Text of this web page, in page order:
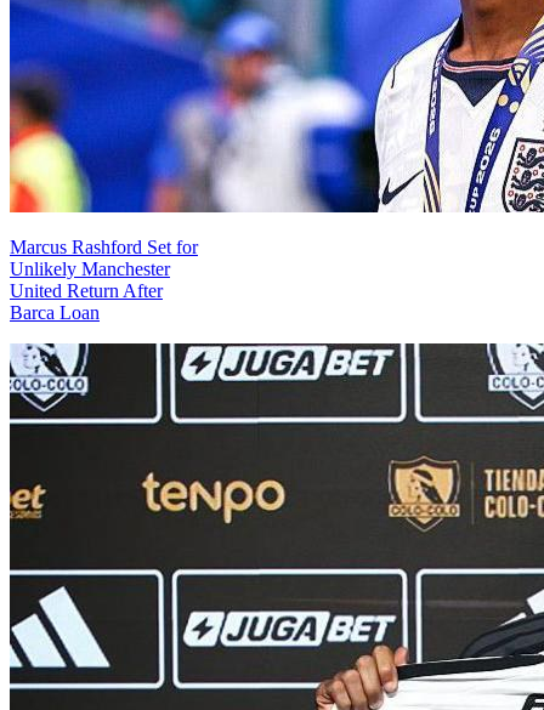
Marcus Rashford Set for
Unlikely Manchester
United Return After
Barca Loan